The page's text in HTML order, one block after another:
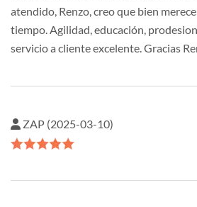
atendido, Renzo, creo que bien
tiempo. Agilidad, educación,
servicio a cliente excelente. Gracias
ZAP (2025-03-10)